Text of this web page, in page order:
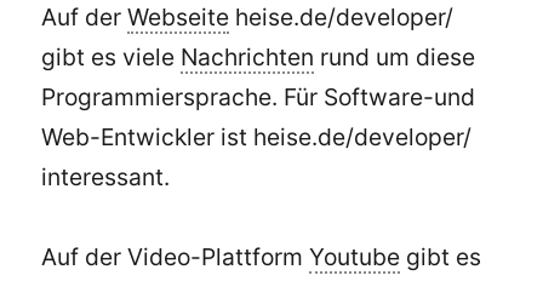
Auf derWebseite heise.de/developer/
gibt es viele Nachrichten rund um diese
Programmiersprache. Für Software-und
Web-Entwickler ist heise.de/developer/
interessant.
Auf der Video-PlattformYoutube gibt es